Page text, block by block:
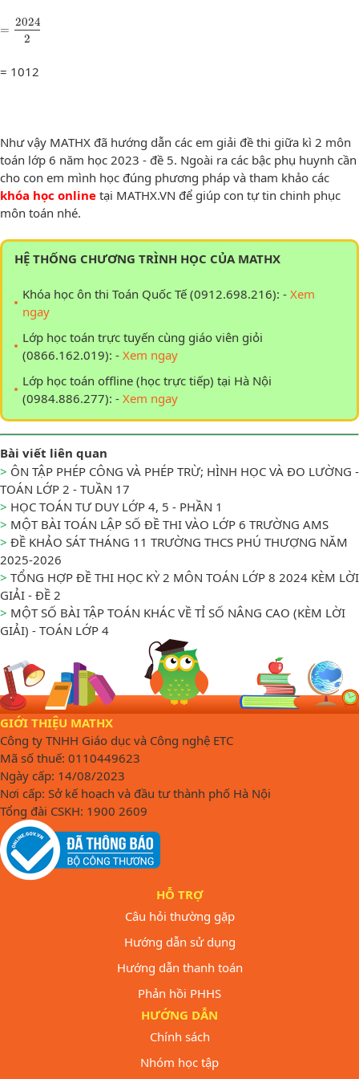
=
2024
2
20242
= 1012
Như vậy MATHX đã hướng dẫn các em giải đề thi giữa kì 2 môn
toán lớp 6 năm học 2023 - đề 5. Ngoài ra các bậc phụ huynh cần
cho con em mình học đúng phương pháp và tham khảo các
khóa học online tại MATHX.VN để giúp con tự tin chinh phục
môn toán nhé.
HỆ THỐNG CHƯƠNG TRÌNH HỌC CỦA MATHX
Khóa học ôn thi Toán Quốc Tế (0912.698.216): - Xem
ngay
Lớp học toán trực tuyến cùng giáo viên giỏi
(0866.162.019): - Xem ngay
Lớp học toán offline (học trực tiếp) tại Hà Nội
(0984.886.277): - Xem ngay
Bài viết liên quan
> ÔN TẬP PHÉP CÔNG VÀ PHÉP TRỪ; HÌNH HỌC VÀ ĐO LƯỜNG -
TOÁN LỚP 2 - TUẦN 17
> HỌC TOÁN TƯ DUY LỚP 4, 5 - PHẦN 1
> MỘT BÀI TOÁN LẬP SỐ ĐỀ THI VÀO LỚP 6 TRƯỜNG AMS
> ĐỀ KHẢO SÁT THÁNG 11 TRƯỜNG THCS PHÚ THƯỢNG NĂM
2025-2026
> TỔNG HỢP ĐỀ THI HỌC KỲ 2 MÔN TOÁN LỚP 8 2024 KÈM LỜI
GIẢI - ĐỀ 2
> MỘT SỐ BÀI TẬP TOÁN KHÁC VỀ TỈ SỐ NÂNG CAO (KÈM LỜI
GIẢI) - TOÁN LỚP 4
GIỚI THIỆU MATHX
Công ty TNHH Giáo dục và Công nghệ ETC
Mã số thuế: 0110449623
Ngày cấp: 14/08/2023
Nơi cấp: Sở kế hoạch và đầu tư thành phố Hà Nội
Tổng đài CSKH: 1900 2609
HỖ TRỢ
Câu hỏi thường gặp
Hướng dẫn sử dụng
Hướng dẫn thanh toán
Phản hồi PHHS
HƯỚNG DẪN
Chính sách
Nhóm học tập